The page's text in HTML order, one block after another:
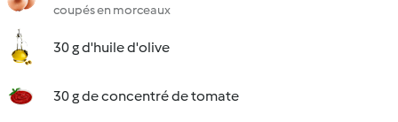
coupés en morceaux
30 g d'huile d'olive
30 g de concentré de tomate